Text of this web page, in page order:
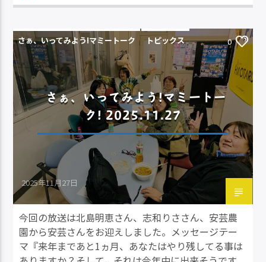
さぁ、いってみよう!マミートーク トピックス 0
さぁ、いってみよう!マミートー
ク! 2025.11.27
2025年11月27日
今回の放送は北島明恵さん、志和りささん、安芸農
園から安芸さんをお迎えしました。メッセージテー
マ『来年まであと1ヵ月、あなたはやり残してる事は